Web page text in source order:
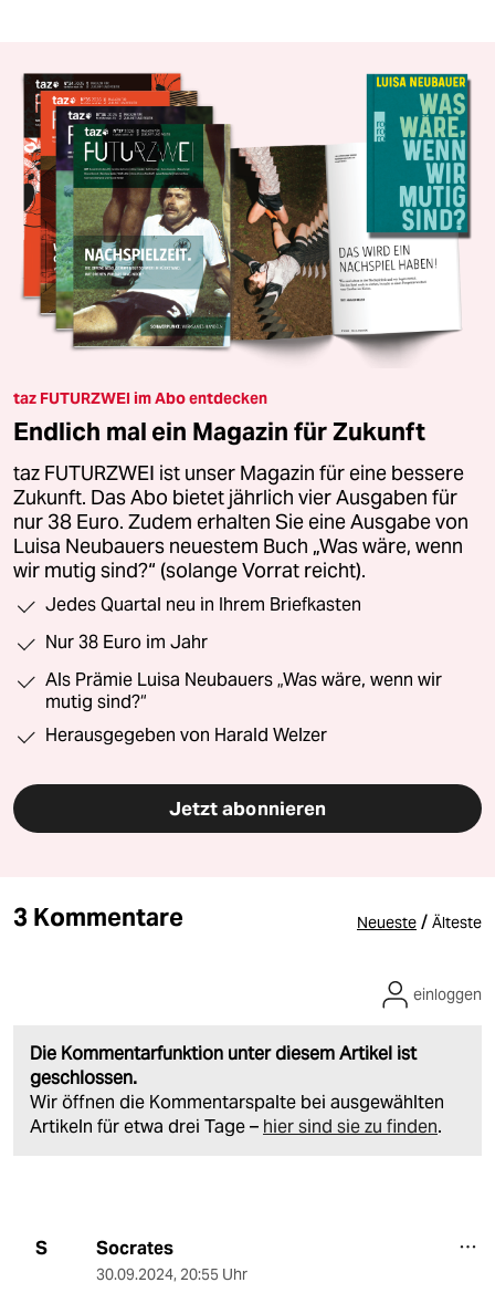
taz FUTURZWEI im Abo entdecken
Endlich mal ein Magazin für Zukunft
taz FUTURZWEI ist unser Magazin für eine bessere
Zukunft. Das Abo bietet jährlich vier Ausgaben für
nur 38 Euro. Zudem erhalten Sie eine Ausgabe von
Luisa Neubauers neuestem Buch „Was wäre, wenn
wir mutig sind?“ (solange Vorrat reicht).
Jedes Quartal neu in Ihrem Briefkasten
Nur 38 Euro im Jahr
Als Prämie Luisa Neubauers „Was wäre, wenn wir
mutig sind?“
Herausgegeben von Harald Welzer
Jetzt abonnieren
3 Kommentare Neueste / Älteste
Die Kommentarfunktion unter diesem Artikel ist
geschlossen.
Wir öffnen die Kommentarspalte bei ausgewählten
Artikeln für etwa drei Tage – hier sind sie zu finden.
einloggen
S Socrates
30.09.2024, 20:55 Uhr